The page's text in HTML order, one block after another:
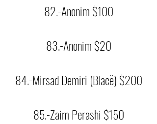
82.-Anonim $100
83.-Anonim $20
84.-Mirsad Demiri (Blacë) $200
85.-Zaim Perashi $150